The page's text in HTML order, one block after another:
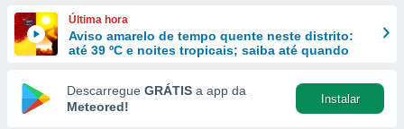
e
forma
digital
Última hora
Aviso amarelo de tempo quente neste distrito:
até 39 ºC e noites tropicais; saiba até quando
Descarregue GRÁTIS a app da
Meteored!
Instalar